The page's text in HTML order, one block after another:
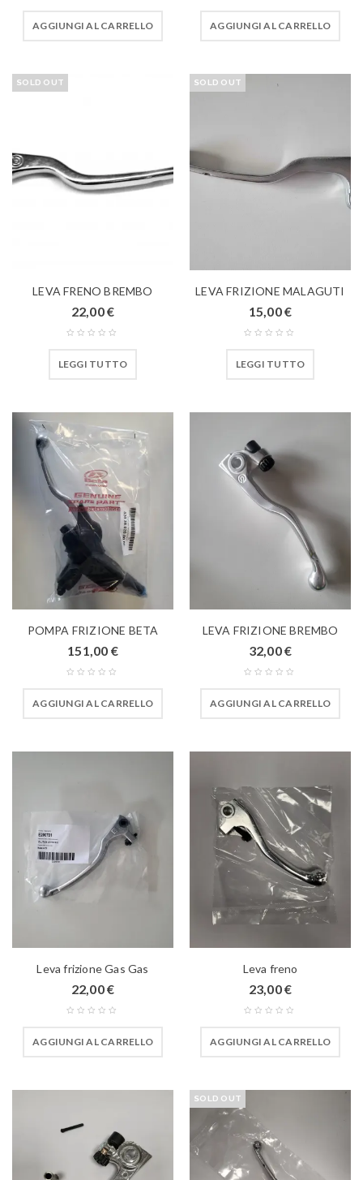
AGGIUNGI AL CARRELLO AGGIUNGI AL CARRELLO
SOLD OUT
LEVA FRENO BREMBO
22,00€
LEGGI TUTTO
SOLD OUT
LEVA FRIZIONE MALAGUTI
15,00€
LEGGI TUTTO
POMPA FRIZIONE BETA
151,00 €
AGGIUNGI AL CARRELLO
LEVA FRIZIONE BREMBO
32,00€
AGGIUNGI AL CARRELLO
Leva frizione Gas Gas
22,00€
AGGIUNGI AL CARRELLO
Leva freno
23,00€
AGGIUNGI AL CARRELLO
SOLD OUT